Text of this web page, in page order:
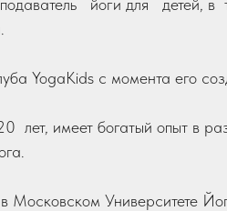
йоги для детей, в
YogaKids с момента его
лет, имеет богатый опыт в
Московском Университете